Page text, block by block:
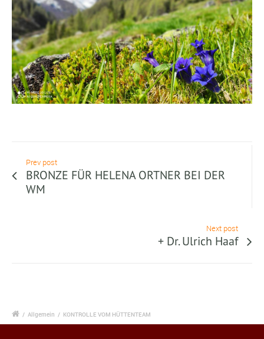
Prev post
BRONZE FÜR HELENA ORTNER BEI DER
WM
Next post
+ Dr. Ulrich Haaf
/ Allgemein / KONTROLLE VOM HÜTTENTEAM